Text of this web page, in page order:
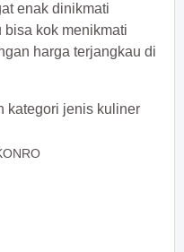
enak dinikmati
bisa kok menikmati
harga terjangkau di
kategori jenis kuliner